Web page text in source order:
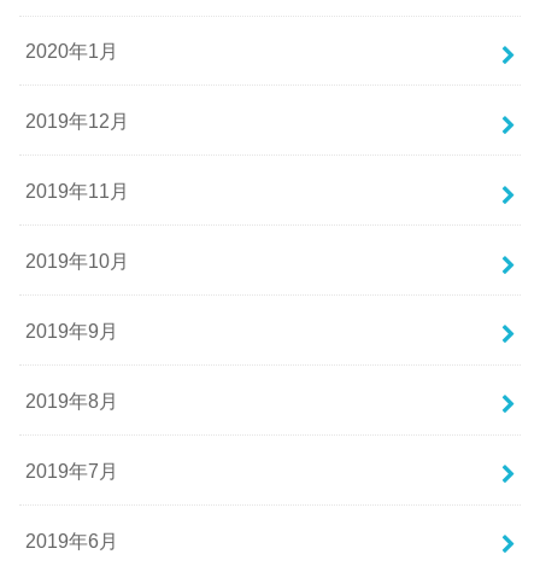
2020年1月
2019年12月
2019年11月
2019年10月
2019年9月
2019年8月
2019年7月
2019年6月